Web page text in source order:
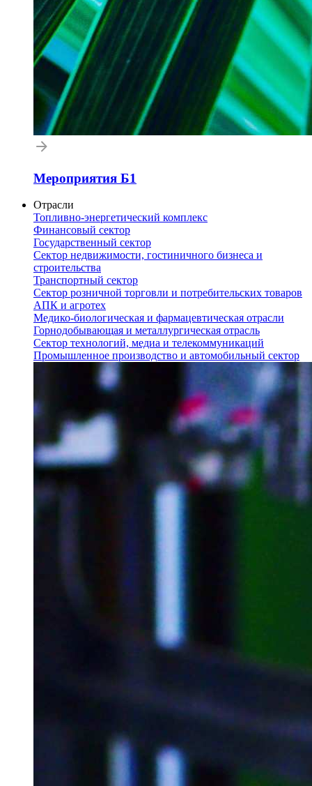
Мероприятия Б1
Отрасли
Топливно-энергетический комплекс
Финансовый сектор
Государственный сектор
Сектор недвижимости, гостиничного бизнеса и
строительства
Транспортный сектор
Сектор розничной торговли и потребительских товаров
АПК и агротех
Медико-биологическая и фармацевтическая отрасли
Горнодобывающая и металлургическая отрасль
Сектор технологий, медиа и телекоммуникаций
Промышленное производство и автомобильный сектор